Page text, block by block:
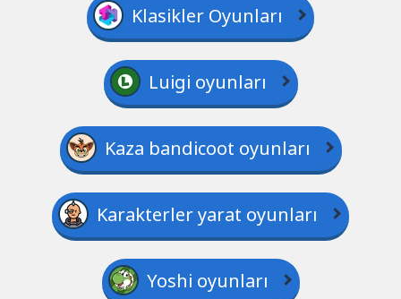
Klasikler Oyunları
Luigi oyunları
Kaza bandicoot oyunları
Karakterler yarat oyunları
Yoshi oyunları